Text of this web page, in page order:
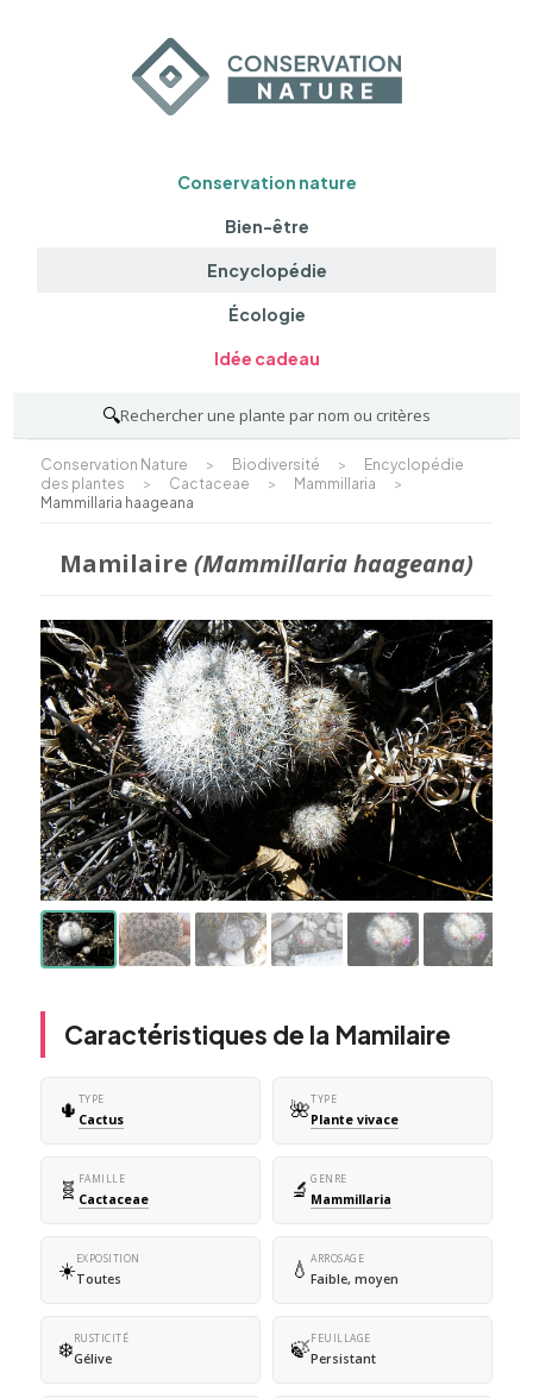
Conservation nature
Bien-être
Encyclopédie
Écologie
Idée cadeau
🔍Rechercher une plante par nom ou critères
Conservation Nature > Biodiversité >
Encyclopédie
des plantes
> Cactaceae > Mammillaria
>
Mammillaria haageana
Mamilaire (Mammillaria haageana)
Caractéristiques de la Mamilaire
🌵 TYPE
Cactus 🌺TYPE
Plante vivace
🧬 FAMILLE
Cactaceae 🔬 GENRE
Mammillaria
☀️EXPOSITION
Toutes 💧 ARROSAGE
Faible, moyen
❄️RUSTICITÉ
Gélive 🍃FEUILLAGE
Persistant